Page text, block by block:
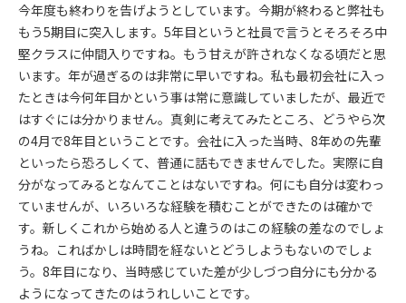
今年度も終わりを告げようとしています。今期が終わると弊社も
もう5期目に突入します。5年目というと社員で言うとそろそろ中
堅クラスに仲間入りですね。もう甘えが許されなくなる頃だと思
います。年が過ぎるのは非常に早いですね。私も最初会社に入っ
たときは今何年目かという事は常に意識していましたが、最近で
はすぐには分かりません。真剣に考えてみたところ、どうやら次
の4月で8年目ということです。会社に入った当時、8年めの先輩
といったら恐ろしくて、普通に話もできませんでした。実際に自
分がなってみるとなんてことはないですね。何にも自分は変わっ
ていませんが、いろいろな経験を積むことができたのは確かで
す。新しくこれから始める人と違うのはこの経験の差なのでしょ
うね。こればかしは時間を経ないとどうしようもないのでしょ
う。8年目になり、当時感じていた差が少しづつ自分にも分かる
ようになってきたのはうれしいことです。